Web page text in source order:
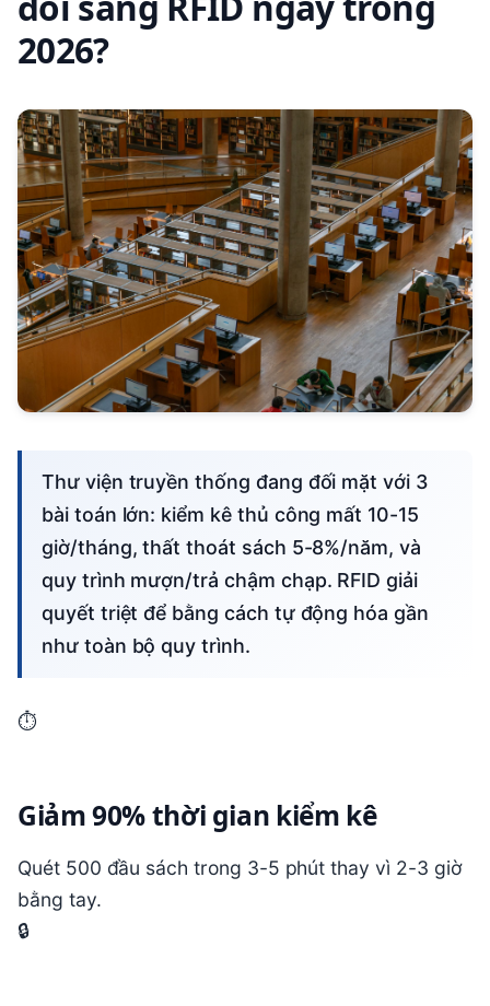
2026?
Thư viện truyền thống đang đối mặt với 3
bài toán lớn: kiểm kê thủ công mất 10-15
giờ/tháng, thất thoát sách 5-8%/năm, và
quy trình mượn/trả chậm chạp. RFID giải
quyết triệt để bằng cách tự động hóa gần
như toàn bộ quy trình.
⏱️
Giảm 90% thời gian kiểm kê
Quét 500 đầu sách trong 3-5 phút thay vì 2-3 giờ
bằng tay.
🔒